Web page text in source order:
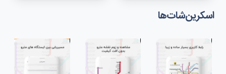
اسکرین‌شات‌ها